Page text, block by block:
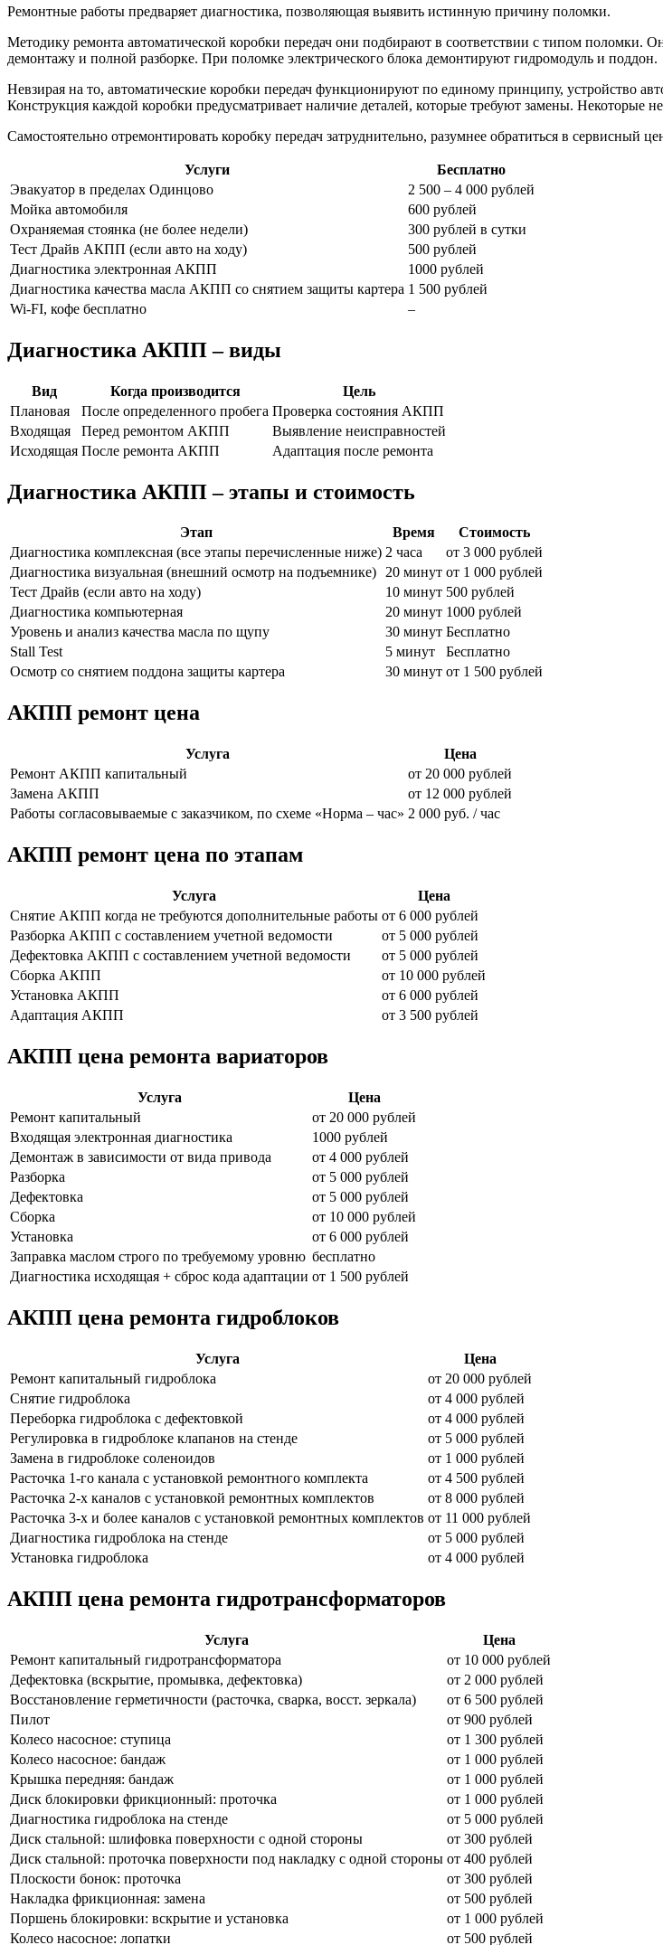
Ремонтные работы предваряет диагностика, позволяющая выявить истинную причину поломки.
Методику ремонта автоматической коробки передач они подбирают в соответствии с типом поломки.
демонтажу и полной разборке. При поломке электрического блока демонтируют гидромодуль и поддон.
Невзирая на то, автоматические коробки передач функционируют по единому принципу, устройство
Конструкция каждой коробки предусматривает наличие деталей, которые требуют замены. Некоторые
Самостоятельно отремонтировать коробку передач затруднительно, разумнее обратиться в сервисный
Услуги
Бесплатно
Эвакуатор в пределах Одинцово
2 500 – 4 000 рублей
Мойка автомобиля
600 рублей
Охраняемая стоянка (не более недели)
300 рублей в сутки
Тест Драйв АКПП (если авто на ходу)
500 рублей
Диагностика электронная АКПП
1000 рублей
Диагностика качества масла АКПП со снятием защиты картера 1 500 рублей
Wi-FI, кофе бесплатно
–
Диагностика АКПП – виды
Вид Когда производится
Цель
Плановая
После определенного пробега Проверка состояния АКПП
Входящая
Перед ремонтом АКПП
Выявление неисправностей
Исходящая После ремонта АКПП Адаптация после ремонта
Диагностика АКПП – этапы и стоимость
Этап Время
Стоимость
Диагностика комплексная (все этапы перечисленные ниже) 2 часа
от 3 000 рублей
Диагностика визуальная (внешний осмотр на подъемнике) 20 минут от 1 000 рублей
Тест Драйв (если авто на ходу)
10 минут 500 рублей
Диагностика компьютерная
20 минут 1000 рублей
Уровень и анализ качества масла по щупу
30 минут Бесплатно
Stall Test
5 минут
Бесплатно
Осмотр со снятием поддона защиты картера
30 минут от 1 500 рублей
АКПП ремонт цена
Услуга
Цена
Ремонт АКПП капитальный
от 20 000 рублей
Замена АКПП
от 12 000 рублей
Работы согласовываемые с заказчиком, по схеме «Норма – час» 2 000 руб. / час
АКПП ремонт цена по этапам
Услуга
Цена
Снятие АКПП когда не требуются дополнительные работы от 6 000 рублей
Разборка АКПП с составлением учетной ведомости
от 5 000 рублей
Дефектовка АКПП с составлением учетной ведомости
от 5 000 рублей
Сборка АКПП
от 10 000 рублей
Установка АКПП
от 6 000 рублей
Адаптация АКПП
от 3 500 рублей
АКПП цена ремонта вариаторов
Услуга
Цена
Ремонт капитальный
от 20 000 рублей
Входящая электронная диагностика
1000 рублей
Демонтаж в зависимости от вида привода
от 4 000 рублей
Разборка
от 5 000 рублей
Дефектовка
от 5 000 рублей
Сборка
от 10 000 рублей
Установка
от 6 000 рублей
Заправка маслом строго по требуемому уровню бесплатно
Диагностика исходящая + сброс кода адаптации от 1 500 рублей
АКПП цена ремонта гидроблоков
Услуга
Цена
Ремонт капитальный гидроблока
от 20 000 рублей
Снятие гидроблока
от 4 000 рублей
Переборка гидроблока с дефектовкой
от 4 000 рублей
Регулировка в гидроблоке клапанов на стенде
от 5 000 рублей
Замена в гидроблоке соленоидов
от 1 000 рублей
Расточка 1-го канала с установкой ремонтного комплекта
от 4 500 рублей
Расточка 2-х каналов с установкой ремонтных комплектов
от 8 000 рублей
Расточка 3-х и более каналов с установкой ремонтных комплектов от 11 000 рублей
Диагностика гидроблока на стенде
от 5 000 рублей
Установка гидроблока
от 4 000 рублей
АКПП цена ремонта гидротрансформаторов
Услуга
Цена
Ремонт капитальный гидротрансформатора
от 10 000 рублей
Дефектовка (вскрытие, промывка, дефектовка)
от 2 000 рублей
Восстановление герметичности (расточка, сварка, восст. зеркала)
от 6 500 рублей
Пилот
от 900 рублей
Колесо насосное: ступица
от 1 300 рублей
Колесо насосное: бандаж
от 1 000 рублей
Крышка передняя: бандаж
от 1 000 рублей
Диск блокировки фрикционный: проточка
от 1 000 рублей
Диагностика гидроблока на стенде
от 5 000 рублей
Диск стальной: шлифовка поверхности с одной стороны
от 300 рублей
Диск стальной: проточка поверхности под накладку с одной стороны от 400 рублей
Плоскости бонок: проточка
от 300 рублей
Накладка фрикционная: замена
от 500 рублей
Поршень блокировки: вскрытие и установка
от 1 000 рублей
Колесо насосное: лопатки
от 500 рублей